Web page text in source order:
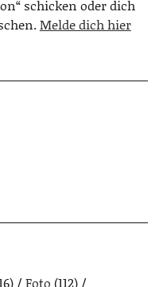
schicken oder dich
Melde dich hier
Foto (112)